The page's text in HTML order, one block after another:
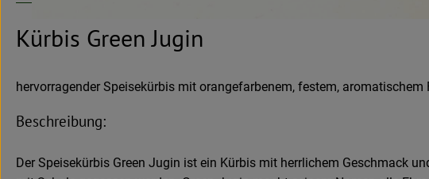
Kürbis Green Jugin
hervorragender Speisekürbis mit orangefarbenem, festem, aromatischem
Beschreibung:
Der Speisekürbis Green Jugin ist ein Kürbis mit herrlichem Geschmack